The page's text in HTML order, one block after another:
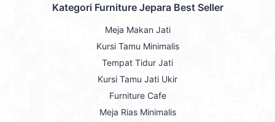
Kategori Furniture Jepara Best Seller
Meja Makan Jati
Kursi Tamu Minimalis
Tempat Tidur Jati
Kursi Tamu Jati Ukir
Furniture Cafe
Meja Rias Minimalis